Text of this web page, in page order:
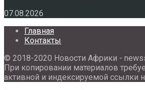
07.08.2026
Главная
Контакты
© 2018-2020 Новости Африки -
При копировании материалов
активной и индексируемой ссылки